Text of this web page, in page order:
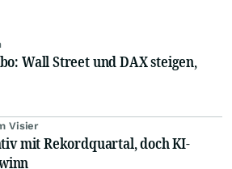
Wall Street und DAX steigen,
Visier
mit Rekordquartal, doch KI-